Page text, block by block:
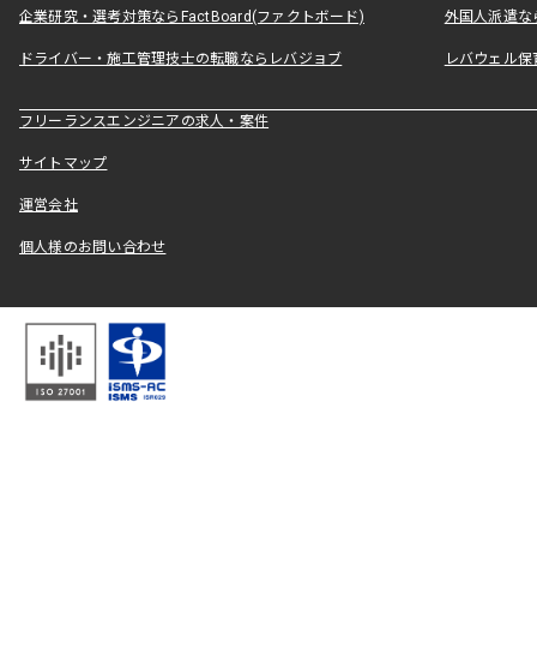
企業研究・選考対策ならFactBoard(ファクトボード) 外国人派遣な
ドライバー・施工管理技士の転職ならレバジョブ レバウェル
フリーランスエンジニアの求人・案件
サイトマップ
運営会社
個人様のお問い合わせ